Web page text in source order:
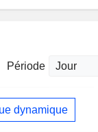
Période
dynamique